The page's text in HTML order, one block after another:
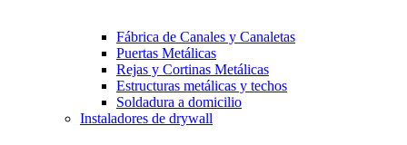
Fábrica de Canales y Canaletas
Puertas Metálicas
Rejas y Cortinas Metálicas
Estructuras metálicas y techos
Soldadura a domicilio
Instaladores de drywall